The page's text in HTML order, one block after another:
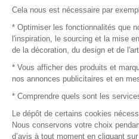
© 2016 –
Mentions
Cela nous est nécessaire par
* Optimiser les fonctionnalités que
l'inspiration, le sourcing et la mise
de la décoration, du design et de
* Vous afficher des produits et
nos annonces publicitaires et en
* Comprendre quels sont les
Le dépôt de certains cookies
Nous conservons votre choix
d’avis à tout moment en cliquant